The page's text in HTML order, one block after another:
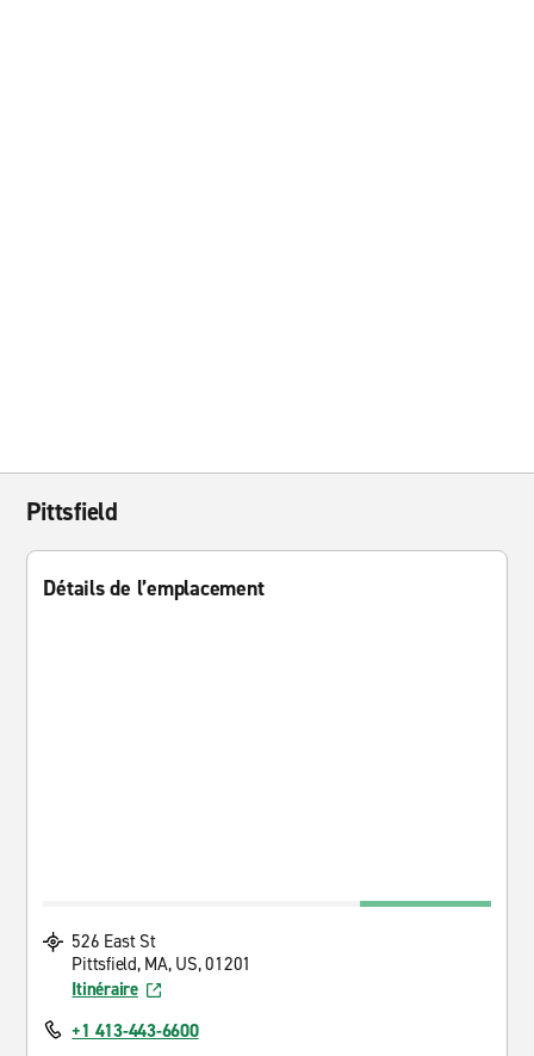
Pittsfield
Détails de l’emplacement
526 East St
Pittsfield, MA, US, 01201
Itinéraire
+1 413-443-6600